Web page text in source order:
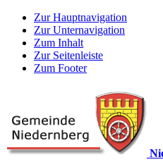
Zur Hauptnavigation
Zur Unternavigation
Zum Inhalt
Zur Seitenleiste
Zum Footer